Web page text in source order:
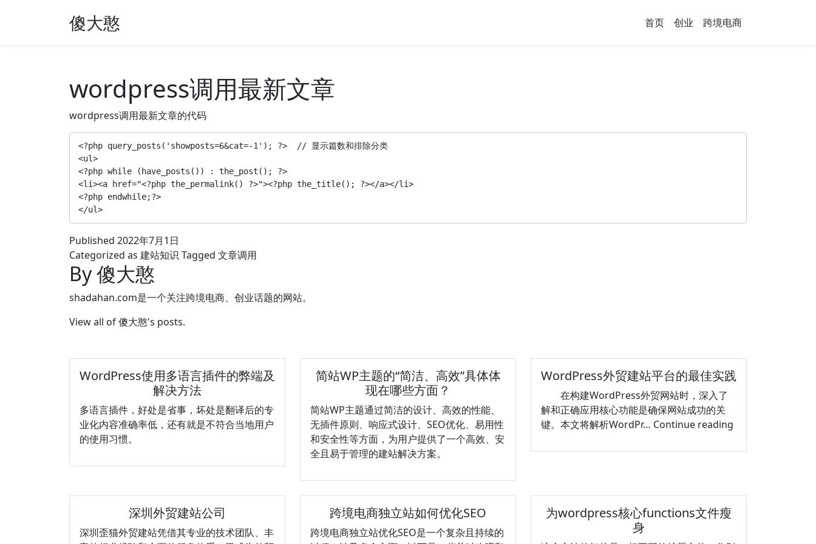
傻大憨 首页 创业 跨境电商
wordpress调用最新文章
wordpress调用最新文章的代码
<?php query_posts('showposts=6&cat=-1'); ?>  // 显示篇数和排除分类
<ul>
<?php while (have_posts()) : the_post(); ?>
<li><a href="<?php the_permalink() ?>"><?php the_title(); ?></a></li>
<?php endwhile;?>
</ul>
Published 2022年7月1日
Categorized as 建站知识 Tagged 文章调用
By 傻大憨
shadahan.com是一个关注跨境电商、创业话题的网站。
View all of 傻大憨's posts.
WordPress使用多语言插件的弊端及
解决方法
多语言插件，好处是省事，坏处是翻译后的专
业化内容准确率低，还有就是不符合当地用户
的使用习惯。
简站WP主题的“简洁、高效”具体体
现在哪些方面？
简站WP主题通过简洁的设计、高效的性能、
无插件原则、响应式设计、SEO优化、易用性
和安全性等方面，为用户提供了一个高效、安
全且易于管理的建站解决方案。
WordPress外贸建站平台的最佳实践
在构建WordPress外贸网站时，深入了
解和正确应用核心功能是确保网站成功的关
键。本文将解析WordPr… Continue reading
贸
平
最
深圳外贸建站公司
深圳歪猫外贸建站凭借其专业的技术团队、丰
跨境电商独立站如何优化SEO
跨境电商独立站优化SEO是一个复杂且持续的
为wordpress核心functions文件瘦
身